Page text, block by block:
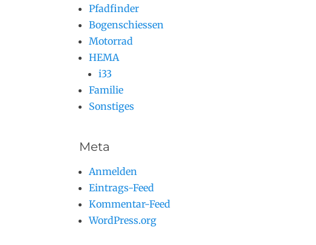
Pfadfinder
Bogenschiessen
Motorrad
HEMA
i33
Familie
Sonstiges
Meta
Anmelden
Eintrags-Feed
Kommentar-Feed
WordPress.org